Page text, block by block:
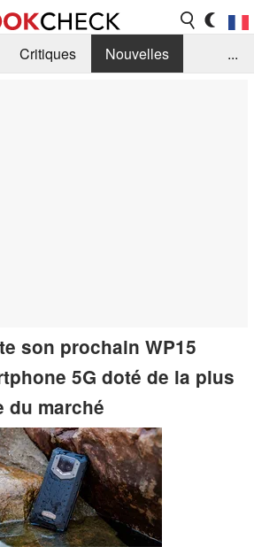
Critiques
Nouvelles
...
son prochain WP15
5G doté de la plus
du marché